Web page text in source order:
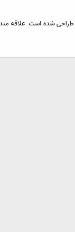
شده است. علاقه